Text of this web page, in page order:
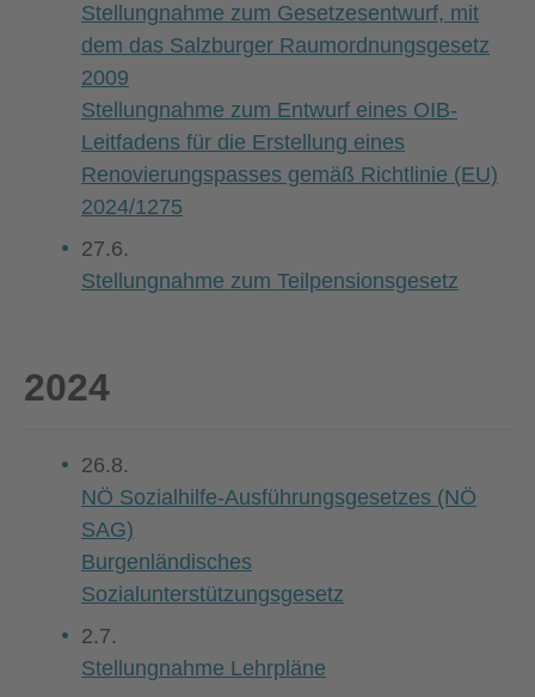
Stellungnahme zum Gesetzesentwurf, mit
dem das Salzburger Raumordnungsgesetz
2009
Stellungnahme zum Entwurf eines OIB-
Leitfadens für die Erstellung eines
Renovierungspasses gemäß Richtlinie (EU)
2024/1275
27.6.
Stellungnahme zum Teilpensionsgesetz
2024
26.8.
NÖ Sozialhilfe-Ausführungsgesetzes (NÖ
SAG)
Burgenländisches
Sozialunterstützungsgesetz
2.7.
Stellungnahme Lehrpläne